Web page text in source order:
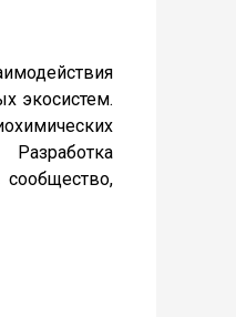
экосистем.
сообщество,